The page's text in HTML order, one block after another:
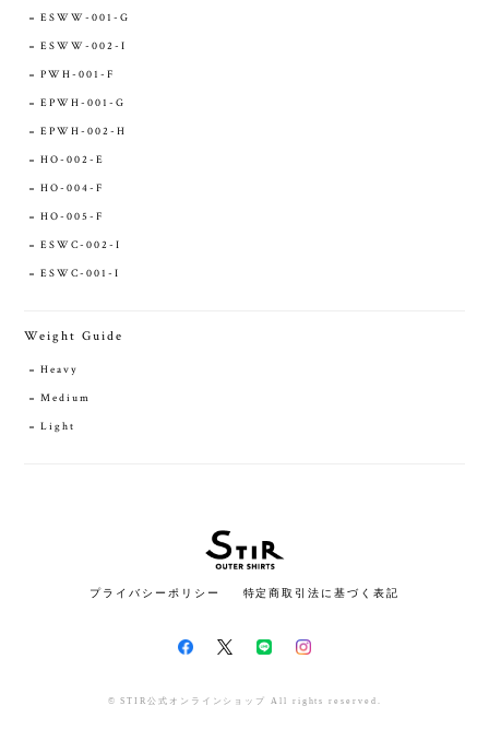
ESWW-001-G
ESWW-002-I
PWH-001-F
EPWH-001-G
EPWH-002-H
HO-002-E
HO-004-F
HO-005-F
ESWC-002-I
ESWC-001-I
Weight Guide
Heavy
Medium
Light
プライバシーポリシー 特定商取引法に基づく表記
© STIR公式オンラインショップ All rights reserved.